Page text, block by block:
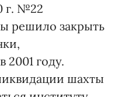
г. №22
решило закрыть
2001 году.
шахты